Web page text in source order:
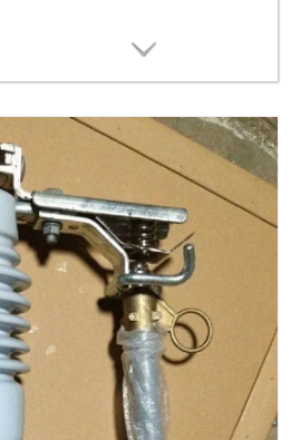
Polymer Fuse Cutout, Drop out Fuses 12 Kv 100A